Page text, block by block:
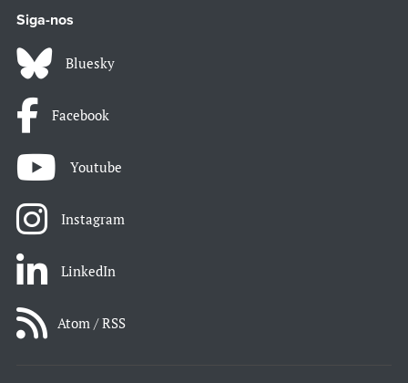
Siga-nos
Bluesky
Facebook
Youtube
Instagram
LinkedIn
Atom / RSS